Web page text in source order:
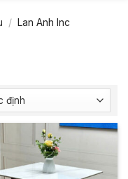
/ Lan Anh Inc